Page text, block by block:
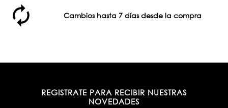
Cambios hasta 7 días desde la compra
REGISTRATE PARA RECIBIR NUESTRAS
NOVEDADES